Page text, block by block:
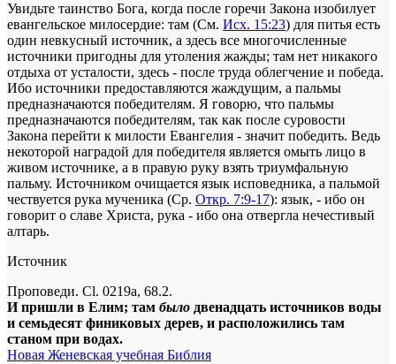
Увидьте таинство Бога, когда после горечи Закона изобилует
евангельское милосердие: там (См. Исх. 15:23) для питья есть
один невкусный источник, а здесь все многочисленные
источники пригодны для утоления жажды; там нет никакого
отдыха от усталости, здесь - после труда облегчение и победа.
Ибо источники предоставляются жаждущим, а пальмы
предназначаются победителям. Я говорю, что пальмы
предназначаются победителям, так как после суровости
Закона перейти к милости Евангелия - значит победить. Ведь
некоторой наградой для победителя является омыть лицо в
живом источнике, а в правую руку взять триумфальную
пальму. Источником очищается язык исповедника, а пальмой
чествуется рука мученика (Ср. Откр. 7:9-17): язык, - ибо он
говорит о славе Христа, рука - ибо она отвергла нечестивый
алтарь.
Источник
Проповеди. Сl. 0219а, 68.2.
И пришли в Елим; там было двенадцать источников воды
и семьдесят финиковых дерев, и расположились там
станом при водах.
Новая Женевская учебная Библия